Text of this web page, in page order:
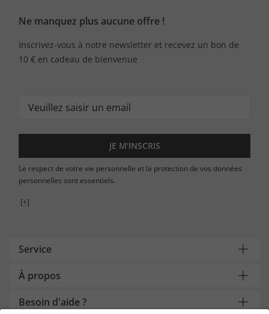
Ne manquez plus aucune offre !
Inscrivez-vous à notre newsletter et recevez un bon de
10 € en cadeau de bienvenue
JE M'INSCRIS
Le respect de votre vie personnelle et la protection de vos données
personnelles sont essentiels.
[+]
Service
À propos
Besoin d'aide ?